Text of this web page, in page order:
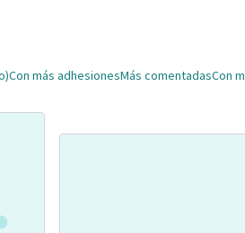
Con más adhesionesMás comentadasCon